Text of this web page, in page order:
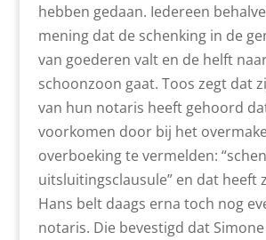
hebben gedaan. Iedereen
mening dat de schenking in de
van goederen valt en de helft
schoonzoon gaat. Toos zegt dat
van hun notaris heeft gehoord
voorkomen door bij het
overboeking te vermelden:
uitsluitingsclausule” en dat heeft
Hans belt daags erna toch nog
notaris. Die bevestigd dat